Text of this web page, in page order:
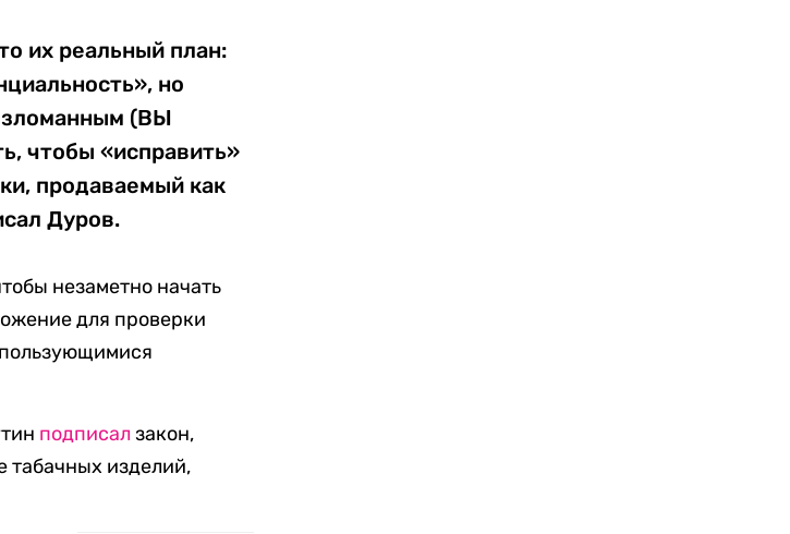
их реальный план:
но
(ВЫ
чтобы «исправить»
продаваемый как
Дуров.
незаметно начать
для проверки
подписал закон,
табачных изделий,